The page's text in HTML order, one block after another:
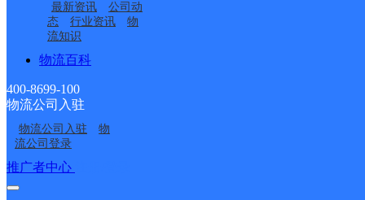
最新资讯
公司动
态
行业资讯
物
流知识
物流百科
400-8699-100
物流公司入驻
物流公司入驻
物
流公司登录
推广者中心
邮政国内
大街302号
派送范围:-
红岗邮政支局